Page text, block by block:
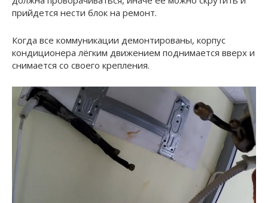
прийдется нести блок на ремонт.
Когда все коммуникации демонтированы, корпус
кондиционера лёгким движением поднимается вверх и
снимается со своего крепления.